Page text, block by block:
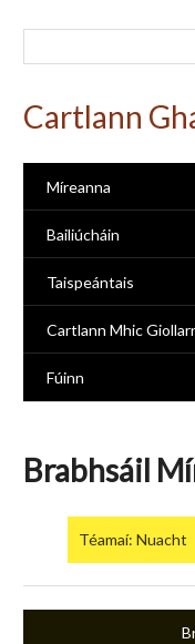
Cartlann
Míreanna
Bailiúcháin
Taispeántais
Cartlann Mhic
Fúinn
Brabhsáil
Téamaí: Nuacht